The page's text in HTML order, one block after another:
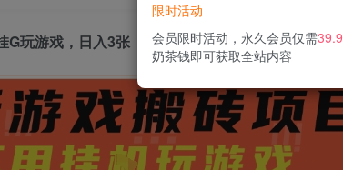
G玩游戏，日入3张【揭秘】
限时活动
会员限时活动，永久会员仅需39.9
奶茶钱即可获取全站内容